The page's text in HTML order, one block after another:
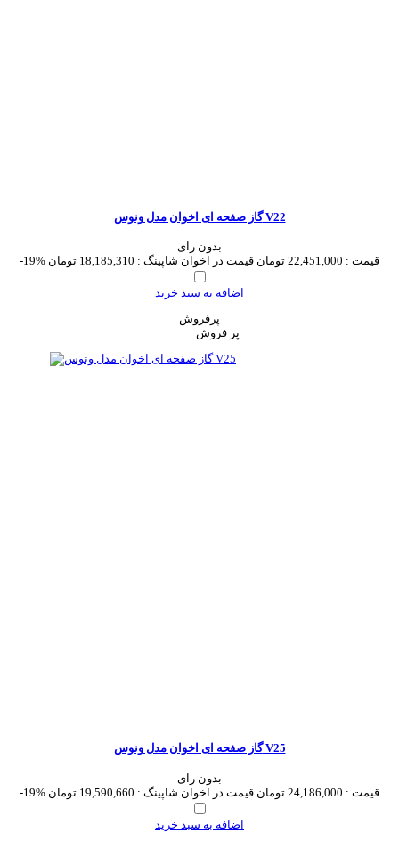
گاز صفحه ای اخوان مدل ونوس V22
بدون رای
-19%
قیمت : 22,451,000 تومان قیمت در اخوان شاپینگ : 18,185,310 تومان
اضافه به سبد خرید
پرفروش
گاز صفحه ای اخوان مدل ونوس V25
بدون رای
-19%
قیمت : 24,186,000 تومان قیمت در اخوان شاپینگ : 19,590,660 تومان
اضافه به سبد خرید